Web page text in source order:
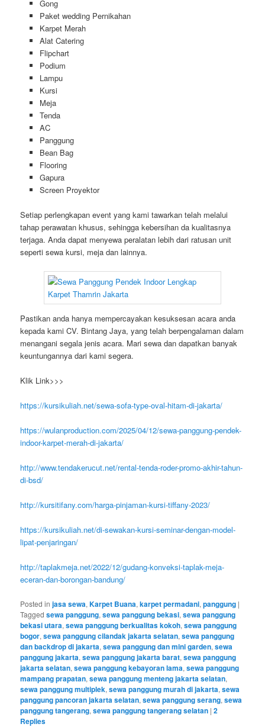
Gong
Paket wedding Pernikahan
Karpet Merah
Alat Catering
Flipchart
Podium
Lampu
Kursi
Meja
Tenda
AC
Panggung
Bean Bag
Flooring
Gapura
Screen Proyektor
Setiap perlengkapan event yang kami tawarkan telah melalui
tahap perawatan khusus, sehingga kebersihan da kualitasnya
terjaga. Anda dapat menyewa peralatan lebih dari ratusan unit
seperti sewa kursi, meja dan lainnya.
Pastikan anda hanya mempercayakan kesuksesan acara anda
kepada kami CV. Bintang Jaya, yang telah berpengalaman dalam
menangani segala jenis acara. Mari sewa dan dapatkan banyak
keuntungannya dari kami segera.
Klik Link>>>
https://kursikuliah.net/sewa-sofa-type-oval-hitam-di-jakarta/
https://wulanproduction.com/2025/04/12/sewa-panggung-pendek-
indoor-karpet-merah-di-jakarta/
http://www.tendakerucut.net/rental-tenda-roder-promo-akhir-tahun-
di-bsd/
http://kursitifany.com/harga-pinjaman-kursi-tiffany-2023/
https://kursikuliah.net/di-sewakan-kursi-seminar-dengan-model-
lipat-penjaringan/
http://taplakmeja.net/2022/12/gudang-konveksi-taplak-meja-
eceran-dan-borongan-bandung/
Posted in jasa sewa,Karpet Buana,karpet permadani,panggung |
Tagged sewa panggung,sewa panggung bekasi,sewa panggung
bekasi utara,sewa panggung berkualitas kokoh,sewa panggung
bogor,sewa panggung cilandak jakarta selatan,sewa panggung
dan backdrop di jakarta,sewa panggung dan mini garden,sewa
panggung jakarta,sewa panggung jakarta barat,sewa panggung
jakarta selatan,sewa panggung kebayoran lama,sewa panggung
mampang prapatan,sewa panggung menteng jakarta selatan,
sewa panggung multiplek,sewa panggung murah di jakarta,sewa
panggung pancoran jakarta selatan,sewa panggung serang,sewa
panggung tangerang,sewa panggung tangerang selatan |2
Replies